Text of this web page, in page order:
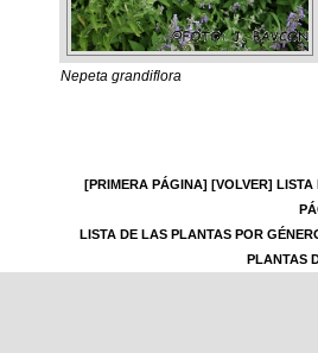
Nepeta grandiflora
[PRIMERA PÁGINA] [VOLVER] LISTA
LISTA DE LAS PLANTAS POR
PLANTAS